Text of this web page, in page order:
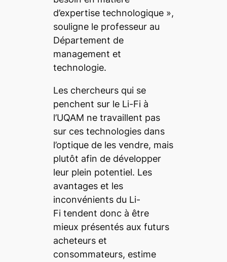
d’expertise technologique »,
souligne le professeur au
Département de
management et
technologie.
Les chercheurs qui se
penchent sur le Li-Fi à
l’UQAM ne travaillent pas
sur ces technologies dans
l’optique de les vendre, mais
plutôt afin de développer
leur plein potentiel. Les
avantages et les
inconvénients du Li-
Fi tendent donc à être
mieux présentés aux futurs
acheteurs et
consommateurs, estime